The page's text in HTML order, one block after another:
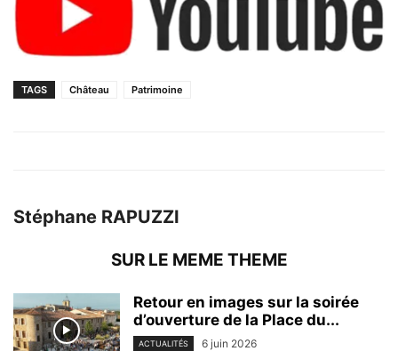
TAGS Château Patrimoine
Stéphane RAPUZZI
SUR LE MEME THEME
Retour en images sur la soirée
d’ouverture de la Place du...
ACTUALITÉS 6 juin 2026